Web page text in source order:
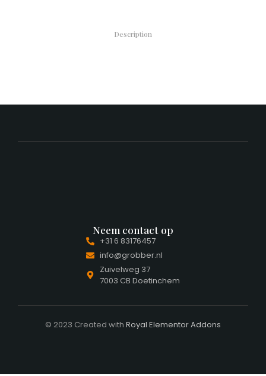
Description
Neem contact op
+31 6 83176457
info@grobber.nl
Zuivelweg 37
7003 CB Doetinchem
© 2023 Created with Royal Elementor Addons